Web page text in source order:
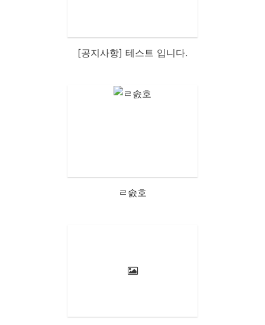
[공지사항] 테스트 입니다.
ㄹ솘호